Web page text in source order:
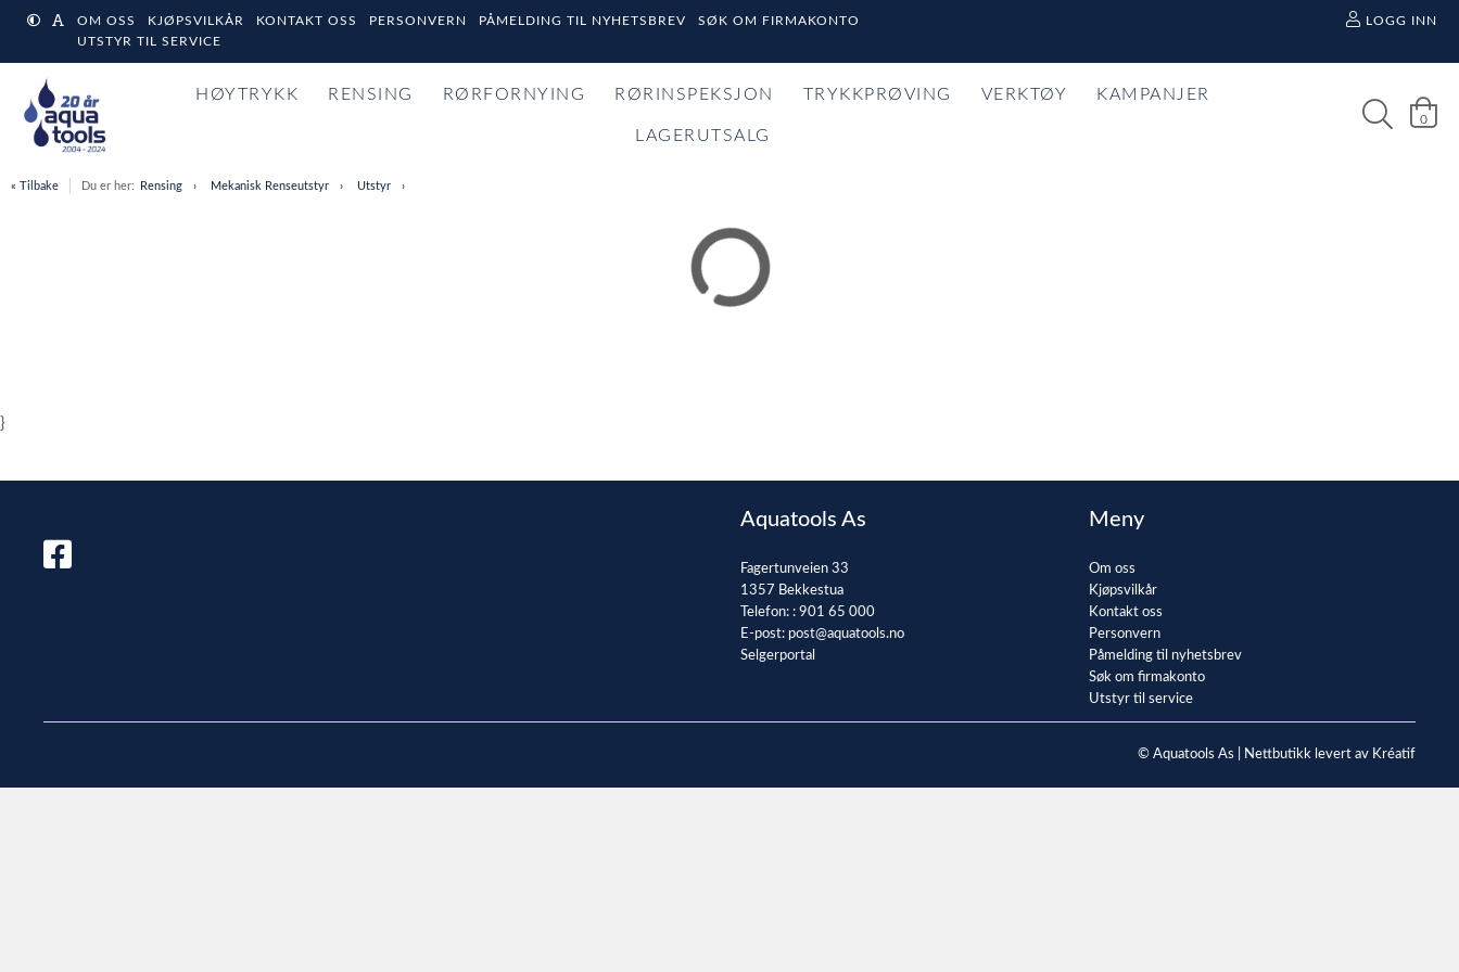
OM OSS KJØPSVILKÅR KONTAKT OSS PERSONVERN PÅMELDING TIL NYHETSBREV
SØK OM FIRMAKONTO
UTSTYR TIL SERVICE
LOGG INN
HØYTRYKK RENSING RØRFORNYING RØRINSPEKSJON TRYKKPRØVING VERKTØY KAMPANJER
LAGERUTSALG
0
« Tilbake Du er her: Rensing Mekanisk Renseutstyr Utstyr
}
Aquatools As
Fagertunveien 33
1357 Bekkestua
Telefon: : 901 65 000
E-post: post@aquatools.no
Selgerportal
Meny
Om oss
Kjøpsvilkår
Kontakt oss
Personvern
Påmelding til nyhetsbrev
Søk om firmakonto
Utstyr til service
© Aquatools As | Nettbutikk levert av Kréatif